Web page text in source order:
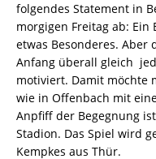
folgendes Statement in
morgigen Freitag ab:
etwas Besonderes. Aber
Anfang überall gleich 
motiviert. Damit
wie in Offenbach mit
Anpfiff der Begegnung
Stadion. Das Spiel wird
Kempkes aus Thür.